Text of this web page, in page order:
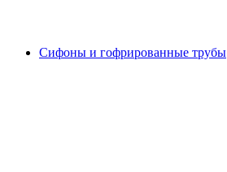
Сифоны и гофрированные трубы